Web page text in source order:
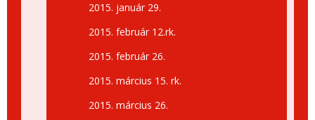
2015. január 29.
2015. február 12.rk.
2015. február 26.
2015. március 15. rk.
2015. március 26.